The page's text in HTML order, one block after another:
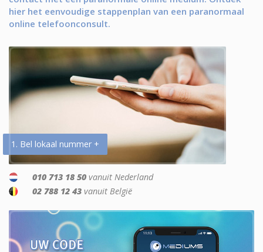
hier het eenvoudige stappenplan van een paranormaal
online telefoonconsult.
1. Bel lokaal nummer +
010 713 18 50 vanuit Nederland
02 788 12 43 vanuit België